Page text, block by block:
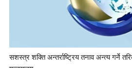
सशस्त्र शक्ति अन्तर्राष्ट्रिय तनाव अन्त्य गर्ने